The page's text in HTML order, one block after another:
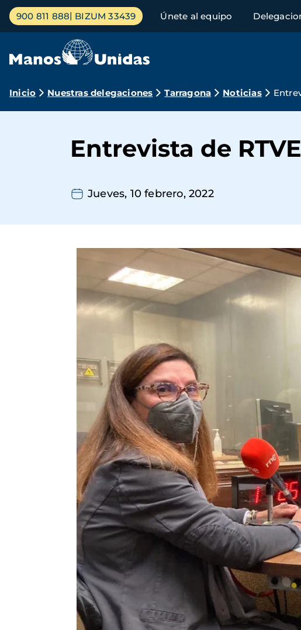
Pasar
contenido
Menú
principal
900 811 888 BIZUM 33439 Únete al equipo
Ruta
navegación
Inicio Nuestras delegaciones Tarragona Noticias
Entrevista de
Jueves, 10 febrero, 2022